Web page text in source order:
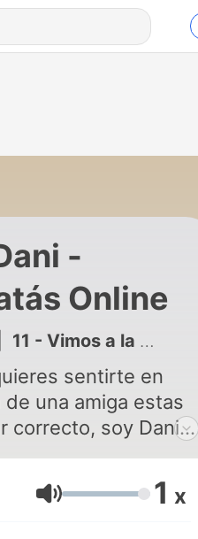
-
Online
11 - Vimos a la Rosalía (ft María Victoria)
sentirte en
de una amiga estas
correcto, soy Dani
poder hablar
mis gustos, mis
anecdotas a traves
con la que la
Hangerő 1 x